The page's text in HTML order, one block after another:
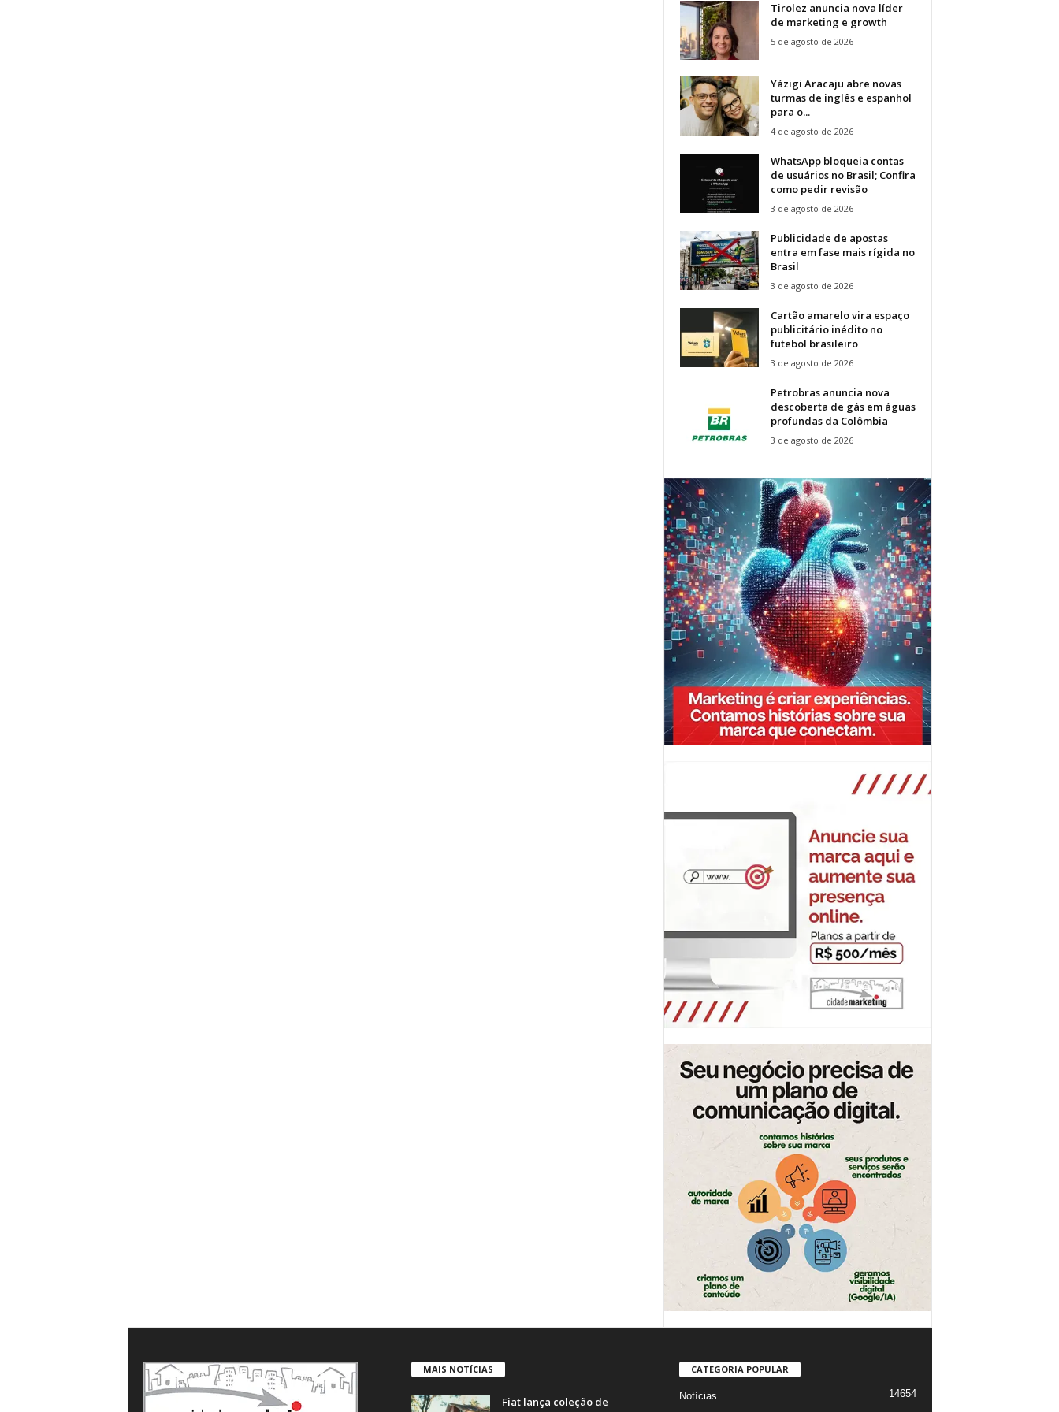
Tirolez anuncia nova líder
de marketing e growth
5 de agosto de 2026
Yázigi Aracaju abre novas
turmas de inglês e espanhol
para o...
4 de agosto de 2026
WhatsApp bloqueia contas
de usuários no Brasil; Confira
como pedir revisão
3 de agosto de 2026
Publicidade de apostas
entra em fase mais rígida no
Brasil
3 de agosto de 2026
Cartão amarelo vira espaço
publicitário inédito no
futebol brasileiro
3 de agosto de 2026
Petrobras anuncia nova
descoberta de gás em águas
profundas da Colômbia
3 de agosto de 2026
MAIS NOTÍCIAS
Fiat lança coleção de
CATEGORIA POPULAR
Notícias
14654